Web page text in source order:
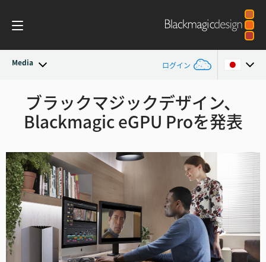
Media ログイン
最新ニュース
ニュースアーカイブ
プレスイメージ
Argentina
Australia
Austria
Brazil
Canada
China
Denmark
ブラックマジックデザイン、
Blackmagic eGPU Proを発表